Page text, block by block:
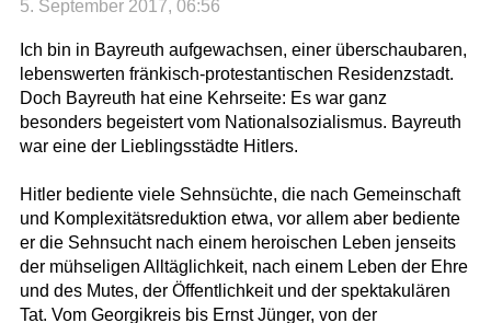
5. September 2017, 06:56
Ich bin in Bayreuth aufgewachsen, einer überschaubaren,
lebenswerten fränkisch-protestantischen Residenzstadt.
Doch Bayreuth hat eine Kehrseite: Es war ganz
besonders begeistert vom Nationalsozialismus. Bayreuth
war eine der Lieblingsstädte Hitlers.
Hitler bediente viele Sehnsüchte, die nach Gemeinschaft
und Komplexitätsreduktion etwa, vor allem aber bediente
er die Sehnsucht nach einem heroischen Leben jenseits
der mühseligen Alltäglichkeit, nach einem Leben der Ehre
und des Mutes, der Öffentlichkeit und der spektakulären
Tat. Vom Georgikreis bis Ernst Jünger, von der